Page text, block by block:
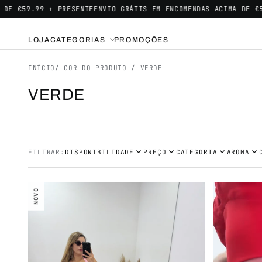
+ PRESENTEENVIO GRÁTIS EM ENCOMENDAS ACIMA DE €59.99 +
LOJACATEGORIAS PROMOÇÕES
INÍCIO / COR DO PRODUTO / VERDE
VERDE
FILTRAR: DISPONIBILIDADE expand_more PREÇO expand_more CATEGORIA expand_more AROMA expand_more
NOVO